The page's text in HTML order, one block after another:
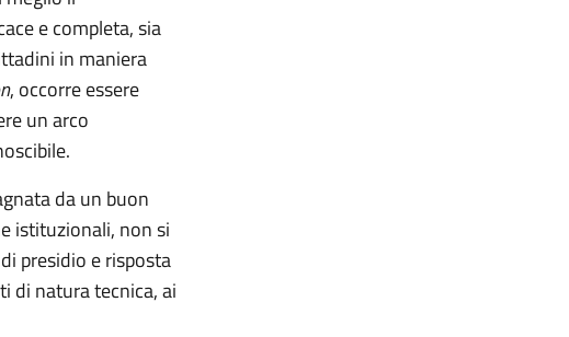
e completa, sia
in maniera
, occorre essere
un arco
da un buon
istituzionali, non si
presidio e risposta
di natura tecnica, ai